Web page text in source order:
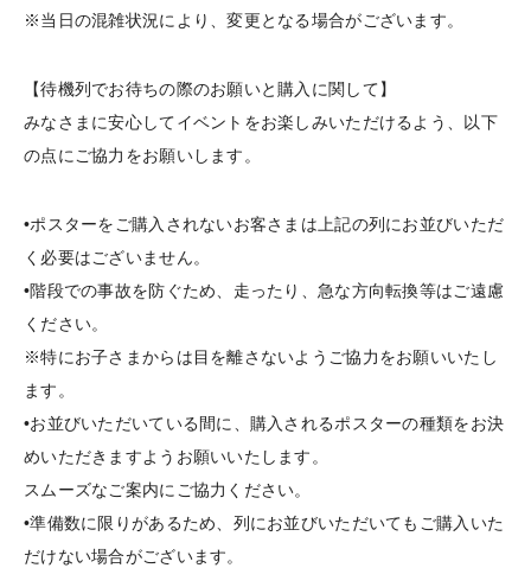
※当日の混雑状況により、変更となる場合がございます。
【待機列でお待ちの際のお願いと購入に関して】
みなさまに安心してイベントをお楽しみいただけるよう、以下
の点にご協力をお願いします。
•ポスターをご購入されないお客さまは上記の列にお並びいただ
く必要はございません。
•階段での事故を防ぐため、走ったり、急な方向転換等はご遠慮
ください。
※特にお子さまからは目を離さないようご協力をお願いいたし
ます。
•お並びいただいている間に、購入されるポスターの種類をお決
めいただきますようお願いいたします。
スムーズなご案内にご協力ください。
•準備数に限りがあるため、列にお並びいただいてもご購入いた
だけない場合がございます。